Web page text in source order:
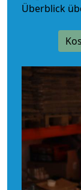
Überblick